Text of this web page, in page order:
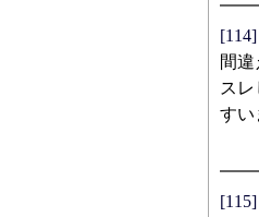
[114]
間
ス
す
[115]